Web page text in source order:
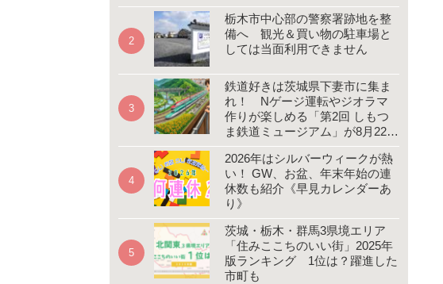
栃木市中心部の警察署跡地を整
備へ 観光＆買い物の駐車場と
しては当面利用できません
鉄道好きは茨城県下妻市に集ま
れ！ Nゲージ運転やジオラマ
作りが楽しめる「第2回 しもつ
ま鉄道ミュージアム」が8月22、
23日開催
2026年はシルバーウィークが熱
い！ GW、お盆、年末年始の連
休数も紹介《早見カレンダーあ
り》
茨城・栃木・群馬3県境エリア
「住みここちのいい街」2025年
版ランキング 1位は？躍進した
市町も